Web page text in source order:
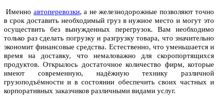
Именно автоперевозки, а не железнодорожные позволяют точно
в срок доставить необходимый груз в нужное место и могут это
осуществить без вынужденных перегрузок. Вам необходимо
только раз сделать погрузку и разгрузку товара, что значительно
экономит финансовые средства. Естественно, что уменьшается и
время на доставку, что немаловажно для скоропортящихся
продуктов. Открылось достаточное количество фирм, которые
имеют современную, надёжную технику различной
грузоподъёмности и в состоянии обеспечить своих частных и
корпоративных заказчиков различными видами услуг.